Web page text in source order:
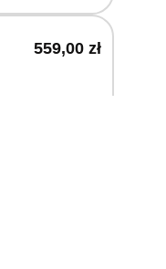
559,00 zł